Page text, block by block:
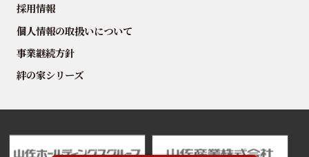
採用情報
個人情報の取扱いについて
事業継続方針
絆の家シリーズ